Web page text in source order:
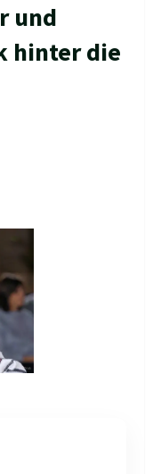
und
hinter die